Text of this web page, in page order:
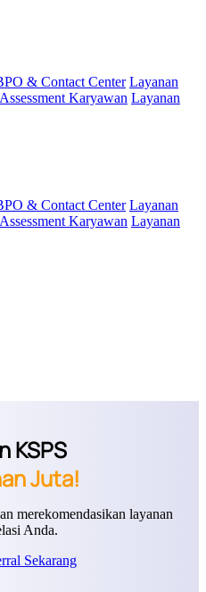
& Contact Center Layanan
Assessment Karyawan Layanan
& Contact Center Layanan
Assessment Karyawan Layanan
KSPS
Juta!
merekomendasikan layanan
Anda.
Sekarang